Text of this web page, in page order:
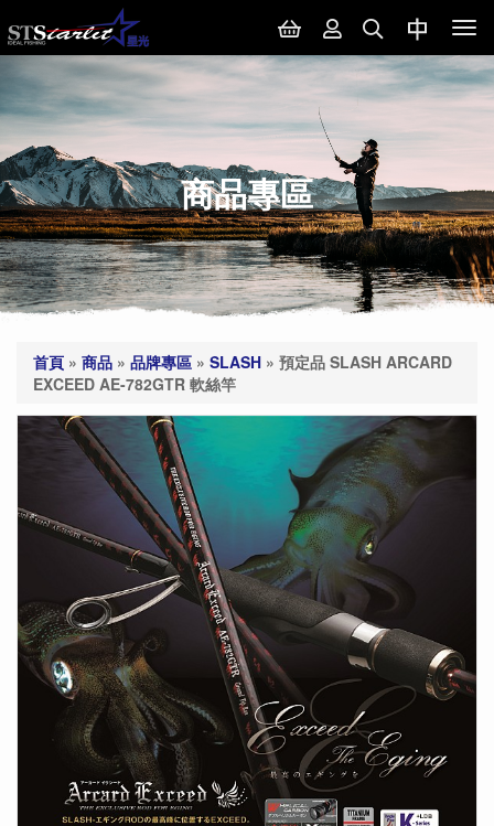
商品專區
首頁 » 商品 » 品牌專區 » SLASH » 預定品 SLASH ARCARD
EXCEED AE-782GTR 軟絲竿